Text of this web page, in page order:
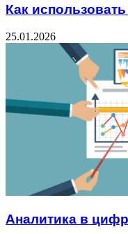
Как
25.01.2026
Аналитика в